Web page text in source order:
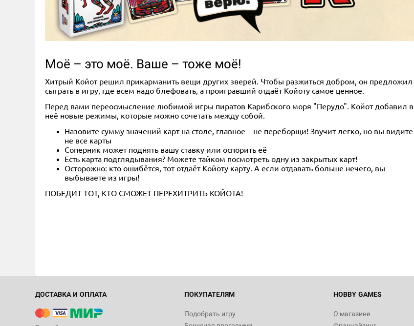
Моё – это моё. Ваше – тоже моё!
Хитрый Койот решил прикарманить вещи других зверей. Чтобы разжиться добром, он предложил
сыграть в игру, где всем надо блефовать, а проигравший отдаёт Койоту самое ценное.
Перед вами переосмысление любимой игры пиратов Карибского моря "Перудо". Койот добавил в
неё новые режимы, которые можно сочетать между собой.
Назовите сумму значений карт на столе, главное – не переборщи! Звучит легко, но вы видите
не все карты
Соперник может поднять вашу ставку или оспорить её
Есть карта подглядывания? Можете тайком посмотреть одну из закрытых карт!
Осторожно: кто ошибётся, тот отдаёт Койоту карту. А если отдавать больше нечего, вы
выбываете из игры!
ПОБЕДИТ ТОТ, КТО СМОЖЕТ ПЕРЕХИТРИТЬ КОЙОТА!
ДОСТАВКА И ОПЛАТА ПОКУПАТЕЛЯМ
Подобрать игру
HOBBY GAMES
О магазине